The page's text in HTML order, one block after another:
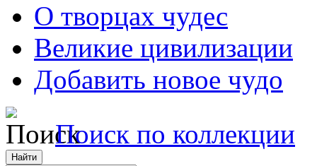
О творцах чудес
Великие цивилизации
Добавить новое чудо
Поиск по коллекции